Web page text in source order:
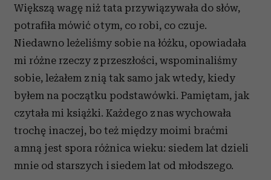
Większą wagę niż tata przywiązywała do słów,
potrafiła mówić o tym, co robi, co czuje.
Niedawno leżeliśmy sobie na łóżku, opowiadała
mi różne rzeczy z przeszłości, wspominaliśmy
sobie, leżałem z nią tak samo jak wtedy, kiedy
byłem na początku podstawówki. Pamiętam, jak
czytała mi książki. Każdego z nas wychowała
trochę inaczej, bo też między moimi braćmi
a mną jest spora różnica wieku: siedem lat dzieli
mnie od starszych i siedem lat od młodszego.